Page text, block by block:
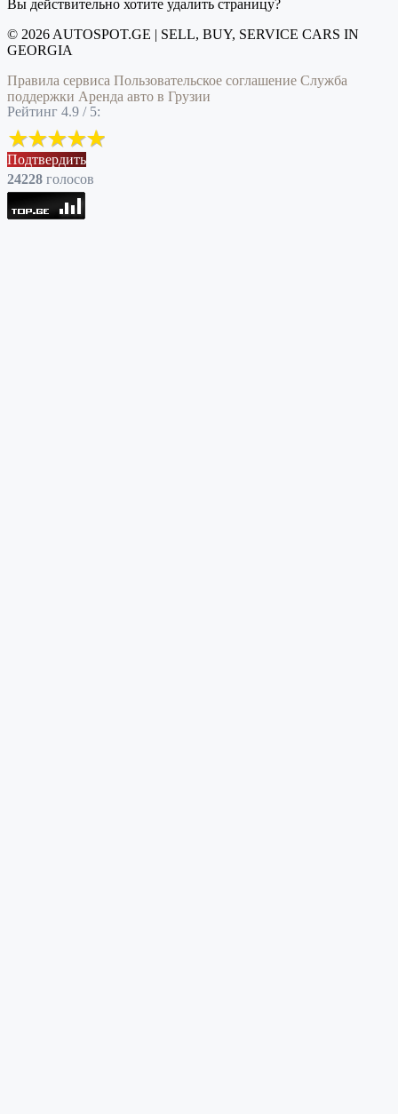
Вы действительно хотите удалить страницу?
© 2026 AUTOSPOT.GE | SELL, BUY, SERVICE CARS IN
GEORGIA
Правила сервиса Пользовательское соглашение Служба
поддержки Аренда авто в Грузии
Рейтинг 4.9 / 5:
Подтвердить
24228 голоcов